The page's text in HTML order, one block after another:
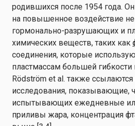
родившихся после 1954 года.
на повышенное воздействие
гормонально-разрушающих и
химических веществ, таких как
соединения, которые
пластмассам большей гибкости
Rödström et al. также ссылаются
исследования, показывающие,
испытывающих ежедневные
приливы жара, концентрация